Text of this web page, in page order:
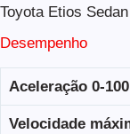
Toyota Etios
Desempenho
Aceleração 0-
Velocidade